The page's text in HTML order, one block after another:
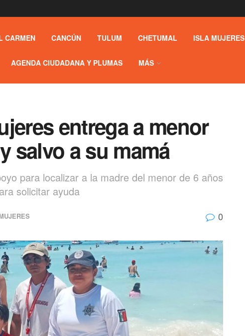
CARMEN CANCÚN TULUM CHETUMAL ISLA MUJERES
AGENDA CIUDADANA Y PLUMAS MÁS
entrega a menor
salvo a su mamá
para localizar a la madre del menor de 6 años
solicitar ayuda
0